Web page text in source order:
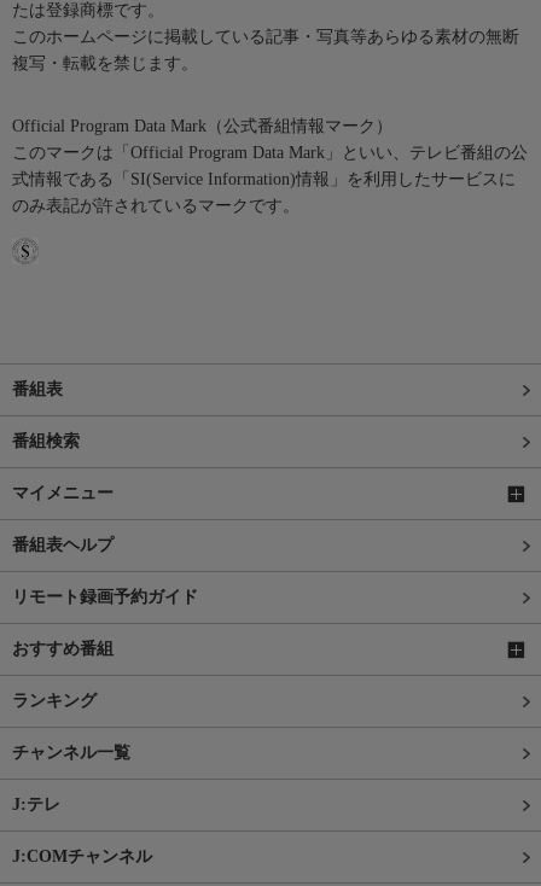
たは登録商標です。
このホームページに掲載している記事・写真等あらゆる素材の無断
複写・転載を禁じます。
Official Program Data Mark（公式番組情報マーク）
このマークは「Official Program Data Mark」といい、テレビ番組の公
式情報である「SI(Service Information)情報」を利用したサービスに
のみ表記が許されているマークです。
番組表
番組検索
マイメニュー
番組表ヘルプ
リモート録画予約ガイド
おすすめ番組
ランキング
チャンネル一覧
J:テレ
J:COMチャンネル